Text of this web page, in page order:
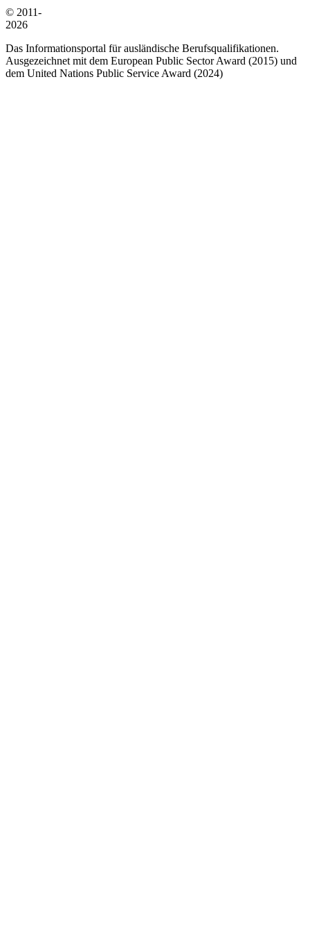
© 2011-
2026
Das Informationsportal für ausländische Berufsqualifikationen.
Ausgezeichnet mit dem European Public Sector Award (2015) und
dem United Nations Public Service Award (2024)